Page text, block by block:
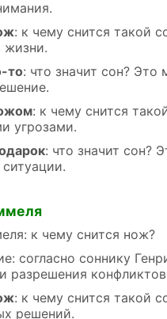
: к чему снится такой
жизни.
то: что значит сон?
: к чему снится
угрозами.
: что значит сон?
к чему снится нож?
согласно соннику
разрешения
: к чему снится такой
решений.